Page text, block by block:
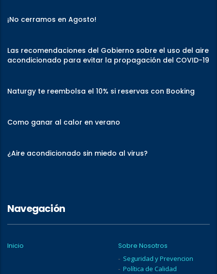
¡No cerramos en Agosto!
Las recomendaciones del Gobierno sobre el uso del aire
acondicionado para evitar la propagación del COVID-19
Naturgy te reembolsa el 10% si reservas con Booking
Como ganar al calor en verano
¿Aire acondicionado sin miedo al virus?
Navegación
Inicio Sobre Nosotros
Seguridad y Prevencion
Política de Calidad